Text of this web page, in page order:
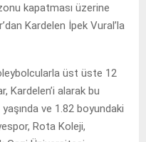
kapatması üzerine
Kardelen İpek Vural’la
üst üste 12
Kardelen’i alarak bu
ve 1.82 boyundaki
Rota Koleji,